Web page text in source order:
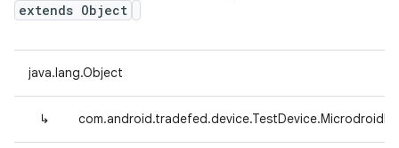
extends Object
java.lang.Object
↳